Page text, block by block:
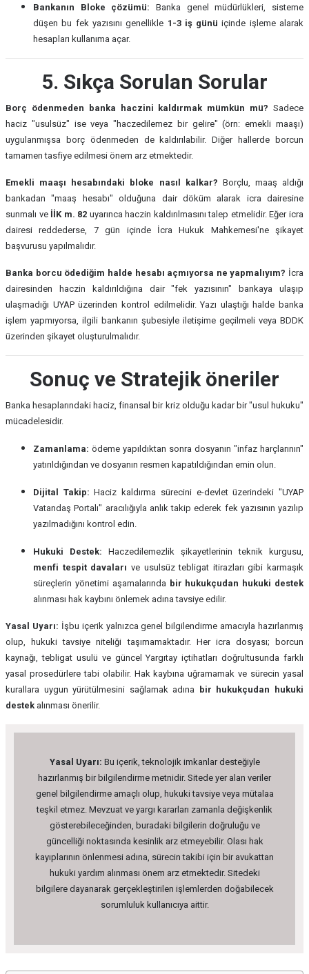
Bankanın Bloke çözümü: Banka genel müdürlükleri, sisteme
düşen bu fek yazısını genellikle 1-3 iş günü içinde işleme alarak
hesapları kullanıma açar.
5. Sıkça Sorulan Sorular
Borç ödenmeden banka haczini kaldırmak mümkün mü? Sadece
haciz "usulsüz" ise veya "haczedilemez bir gelire" (örn: emekli maaşı)
uygulanmışsa borç ödenmeden de kaldırılabilir. Diğer hallerde borcun
tamamen tasfiye edilmesi önem arz etmektedir.
Emekli maaşı hesabındaki bloke nasıl kalkar? Borçlu, maaş aldığı
bankadan "maaş hesabı" olduğuna dair döküm alarak icra dairesine
sunmalı ve İİK m. 82 uyarınca haczin kaldırılmasını talep etmelidir. Eğer icra
dairesi reddederse, 7 gün içinde İcra Hukuk Mahkemesi'ne şikayet
başvurusu yapılmalıdır.
Banka borcu ödediğim halde hesabı açmıyorsa ne yapmalıyım? İcra
dairesinden haczin kaldırıldığına dair "fek yazısının" bankaya ulaşıp
ulaşmadığı UYAP üzerinden kontrol edilmelidir. Yazı ulaştığı halde banka
işlem yapmıyorsa, ilgili bankanın şubesiyle iletişime geçilmeli veya BDDK
üzerinden şikayet oluşturulmalıdır.
Sonuç ve Stratejik öneriler
Banka hesaplarındaki haciz, finansal bir kriz olduğu kadar bir "usul hukuku"
mücadelesidir.
Zamanlama: ödeme yapıldıktan sonra dosyanın "infaz harçlarının"
yatırıldığından ve dosyanın resmen kapatıldığından emin olun.
Dijital Takip: Haciz kaldırma sürecini e-devlet üzerindeki "UYAP
Vatandaş Portalı" aracılığıyla anlık takip ederek fek yazısının yazılıp
yazılmadığını kontrol edin.
Hukuki Destek: Haczedilemezlik şikayetlerinin teknik kurgusu,
menfi tespit davaları ve usulsüz tebligat itirazları gibi karmaşık
süreçlerin yönetimi aşamalarında bir hukukçudan hukuki destek
alınması hak kaybını önlemek adına tavsiye edilir.
Yasal Uyarı: İşbu içerik yalnızca genel bilgilendirme amacıyla hazırlanmış
olup, hukuki tavsiye niteliği taşımamaktadır. Her icra dosyası; borcun
kaynağı, tebligat usulü ve güncel Yargıtay içtihatları doğrultusunda farklı
yasal prosedürlere tabi olabilir. Hak kaybına uğramamak ve sürecin yasal
kurallara uygun yürütülmesini sağlamak adına
bir hukukçudan
hukuki
destek alınması önerilir.
Yasal Uyarı: Bu içerik, teknolojik imkanlar desteğiyle
hazırlanmış bir bilgilendirme metnidir. Sitede yer alan veriler
genel bilgilendirme amaçlı olup, hukuki tavsiye veya mütalaa
teşkil etmez. Mevzuat ve yargı kararları zamanla değişkenlik
gösterebileceğinden, buradaki bilgilerin doğruluğu ve
güncelliği noktasında kesinlik arz etmeyebilir. Olası hak
kayıplarının önlenmesi adına, sürecin takibi için bir avukattan
hukuki yardım alınması önem arz etmektedir. Sitedeki
bilgilere dayanarak gerçekleştirilen işlemlerden doğabilecek
sorumluluk kullanıcıya aittir.